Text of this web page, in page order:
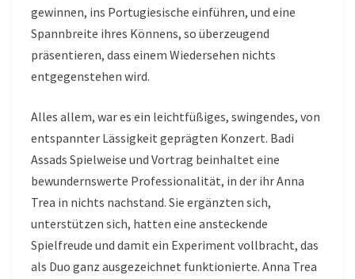
gewinnen, ins Portugiesische einführen, und eine
Spannbreite ihres Könnens, so überzeugend
präsentieren, dass einem Wiedersehen nichts
entgegenstehen wird.
Alles allem, war es ein leichtfüßiges, swingendes, von
entspannter Lässigkeit geprägten Konzert. Badi
Assads Spielweise und Vortrag beinhaltet eine
bewundernswerte Professionalität, in der ihr Anna
Trea in nichts nachstand. Sie ergänzten sich,
unterstützen sich, hatten eine ansteckende
Spielfreude und damit ein Experiment vollbracht, das
als Duo ganz ausgezeichnet funktionierte. Anna Trea